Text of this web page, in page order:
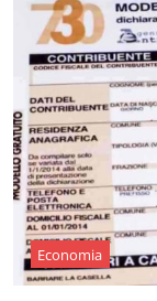
Economia